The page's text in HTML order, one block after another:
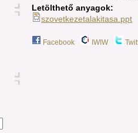
Letölthető anyagok:
szovetkezetalakitasa.ppt
Facebook IWIW